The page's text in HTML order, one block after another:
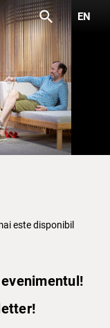
search EN
este disponibil